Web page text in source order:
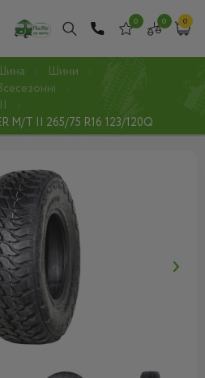
0 0 0
Шини
M/T II 265/75 R16 123/120Q